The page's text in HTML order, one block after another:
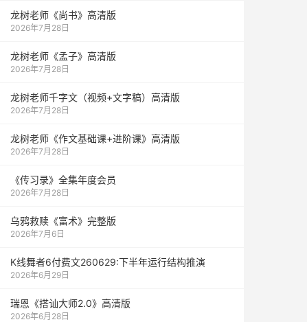
龙树老师《尚书》高清版
2026年7月28日
龙树老师《孟子》高清版
2026年7月28日
龙树老师千字文（视频+文字稿）高清版
2026年7月28日
龙树老师《作文基础课+进阶课》高清版
2026年7月28日
《传习录》全集年度会员
2026年7月28日
乌鸦救赎《富术》完整版
2026年7月6日
K线舞者6付费文260629:下半年运行结构推演
2026年6月29日
瑞恩《搭讪大师2.0》高清版
2026年6月28日